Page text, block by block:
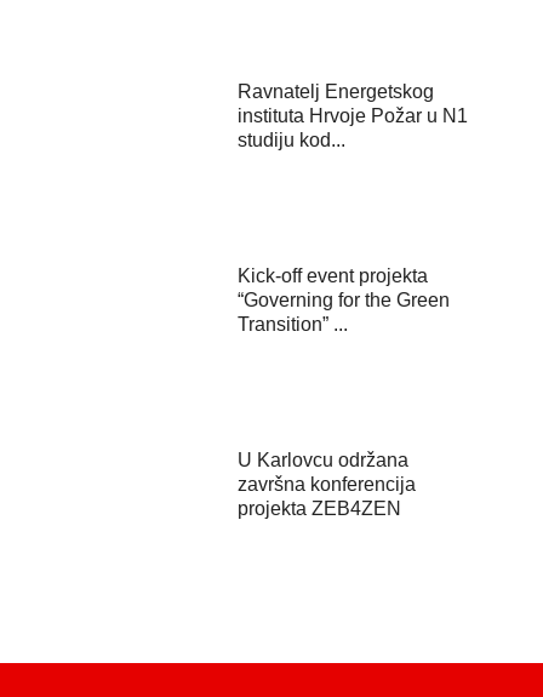
Ravnatelj Energetskog
instituta Hrvoje Požar u N1
studiju kod...
Kick-off event projekta
“Governing for the Green
Transition” ...
U Karlovcu održana
završna konferencija
projekta ZEB4ZEN